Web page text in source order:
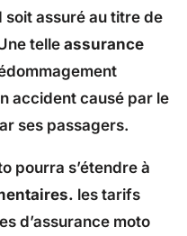
soit assuré au titre de
telle assurance
accident causé par le
ses passagers.
pourra s’étendre à
les tarifs
d’assurance moto